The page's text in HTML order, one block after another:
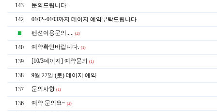
143 문의드립니다.
142
0102~0103까지 데이지 예약부탁드립니다.
펜션이용문의..... (2)
140 예약확인바랍니다. (1)
139 [10/3데이지] 예약문의 (1)
138 9월 27일 (토) 데이지 예약
137 문의사항 (1)
136 예약 문의요~ (2)